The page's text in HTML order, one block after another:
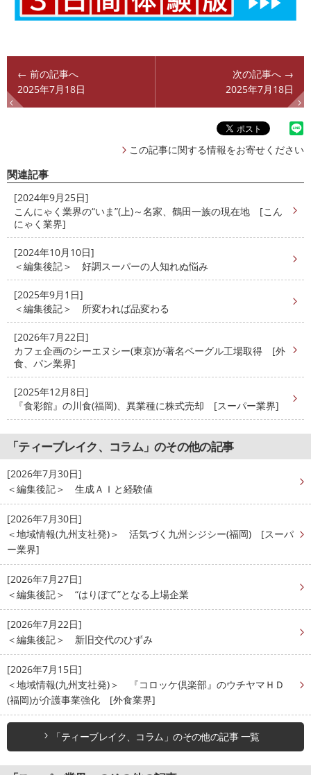
← 前の記事へ
2025年7月18日
次の記事へ →
2025年7月18日
この記事に関する情報をお寄せください
関連記事
[2024年9月25日]
こんにゃく業界の“いま”(上)～名家、鶴田一族の現在地 [こん
にゃく業界]
[2024年10月10日]
＜編集後記＞ 好調スーパーの人知れぬ悩み
[2025年9月1日]
＜編集後記＞ 所変われば品変わる
[2026年7月22日]
カフェ企画のシーエヌシー(東京)が著名ベーグル工場取得 [外
食、パン業界]
[2025年12月8日]
『食彩館』の川食(福岡)、異業種に株式売却 [スーパー業界]
「ティーブレイク、コラム」のその他の記事
[2026年7月30日]
＜編集後記＞ 生成ＡＩと経験値
[2026年7月30日]
＜地域情報(九州支社発)＞ 活気づく九州シジシー(福岡) [スーパ
ー業界]
[2026年7月27日]
＜編集後記＞ “はりぼて”となる上場企業
[2026年7月22日]
＜編集後記＞ 新旧交代のひずみ
[2026年7月15日]
＜地域情報(九州支社発)＞ 『コロッケ倶楽部』のウチヤマＨＤ
(福岡)が介護事業強化 [外食業界]
「ティーブレイク、コラム」のその他の記事 一覧